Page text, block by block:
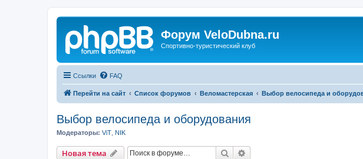
Форум VeloDubna.ru
Спортивно-туристический клуб
Ссылки FAQ
Перейти на сайт Список форумов Веломастерская Выбор велосипеда и
Выбор велосипеда и оборудования
Модераторы: ViT NIK
Новая тема Поиск